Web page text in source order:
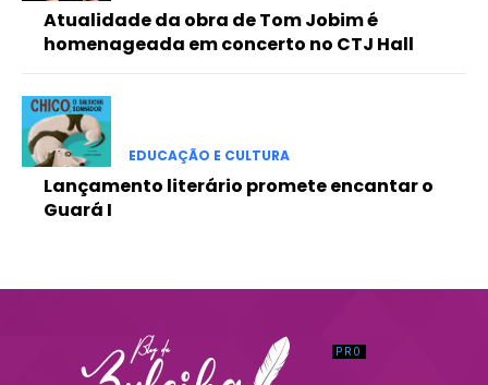
Orci varius natoque dolor
Atualidade da obra de Tom Jobim é
homenageada em concerto no CTJ Hall
EDUCAÇÃO E CULTURA
Lançamento literário promete encantar o
Guará I